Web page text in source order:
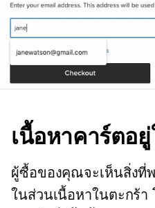
เนื้อหาคาร์ตอ
ผู้ซื้อของคุณจะเห็นสิ่งที่
ในส่วนเนื้อหาในตะกร้